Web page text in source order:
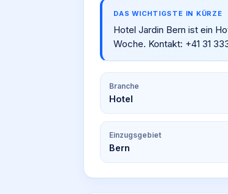
DAS WICHTIGSTE IN KÜRZE
Hotel Jardin Bern ist ein
Woche. Kontakt: +41 31 333
Branche
Hotel
Einzugsgebiet
Bern